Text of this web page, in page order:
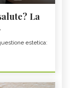
La
estetica: